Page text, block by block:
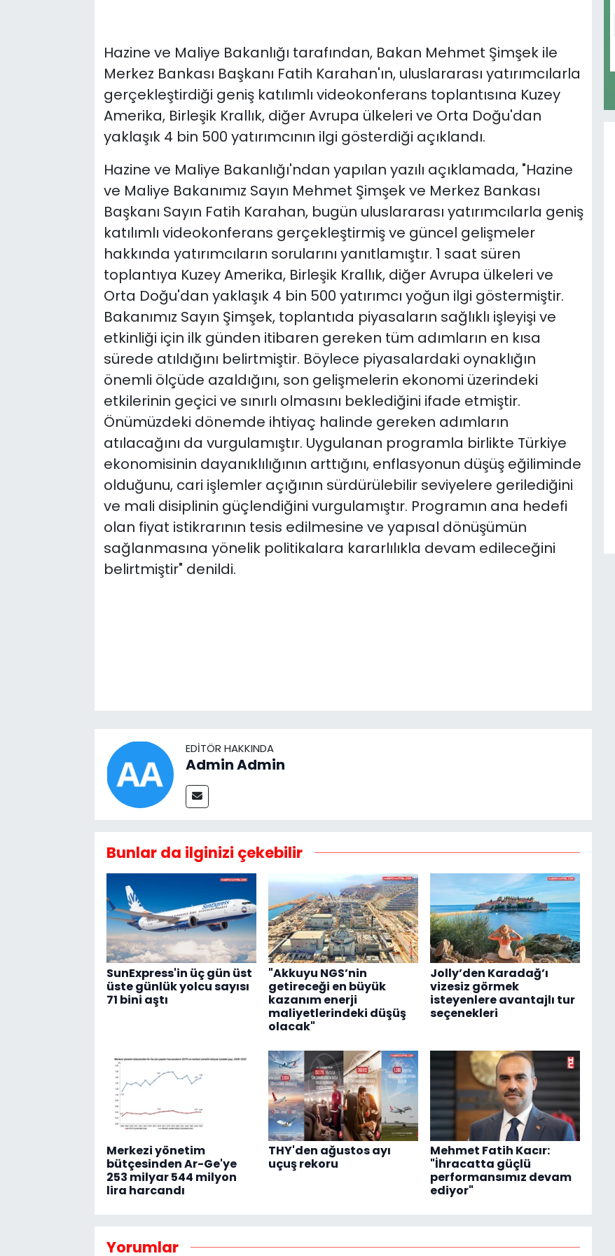
Hazine ve Maliye Bakanlığı tarafından, Bakan Mehmet Şimşek ile
Merkez Bankası Başkanı Fatih Karahan'ın, uluslararası yatırımcılarla
gerçekleştirdiği geniş katılımlı videokonferans toplantısına Kuzey
Amerika, Birleşik Krallık, diğer Avrupa ülkeleri ve Orta Doğu'dan
yaklaşık 4 bin 500 yatırımcının ilgi gösterdiği açıklandı.
Hazine ve Maliye Bakanlığı'ndan yapılan yazılı açıklamada, "Hazine
ve Maliye Bakanımız Sayın Mehmet Şimşek ve Merkez Bankası
Başkanı Sayın Fatih Karahan, bugün uluslararası yatırımcılarla geniş
katılımlı videokonferans gerçekleştirmiş ve güncel gelişmeler
hakkında yatırımcıların sorularını yanıtlamıştır. 1 saat süren
toplantıya Kuzey Amerika, Birleşik Krallık, diğer Avrupa ülkeleri ve
Orta Doğu'dan yaklaşık 4 bin 500 yatırımcı yoğun ilgi göstermiştir.
Bakanımız Sayın Şimşek, toplantıda piyasaların sağlıklı işleyişi ve
etkinliği için ilk günden itibaren gereken tüm adımların en kısa
sürede atıldığını belirtmiştir. Böylece piyasalardaki oynaklığın
önemli ölçüde azaldığını, son gelişmelerin ekonomi üzerindeki
etkilerinin geçici ve sınırlı olmasını beklediğini ifade etmiştir.
Önümüzdeki dönemde ihtiyaç halinde gereken adımların
atılacağını da vurgulamıştır. Uygulanan programla birlikte Türkiye
ekonomisinin dayanıklılığının arttığını, enflasyonun düşüş eğiliminde
olduğunu, cari işlemler açığının sürdürülebilir seviyelere gerilediğini
ve mali disiplinin güçlendiğini vurgulamıştır. Programın ana hedefi
olan fiyat istikrarının tesis edilmesine ve yapısal dönüşümün
sağlanmasına yönelik politikalara kararlılıkla devam edileceğini
belirtmiştir" denildi.
EDITÖR HAKKINDA
Admin Admin
Bunlar da ilginizi çekebilir
SunExpress'in üç gün üst
üste günlük yolcu sayısı
71 bini aştı
"Akkuyu NGS’nin
getireceği en büyük
kazanım enerji
maliyetlerindeki düşüş
olacak"
Jolly’den Karadağ’ı
vizesiz görmek
isteyenlere avantajlı tur
seçenekleri
Merkezi yönetim
bütçesinden Ar-Ge'ye
253 milyar 544 milyon
lira harcandı
THY'den ağustos ayı
uçuş rekoru
Mehmet Fatih Kacır:
"İhracatta güçlü
performansımız devam
ediyor"
Yorumlar